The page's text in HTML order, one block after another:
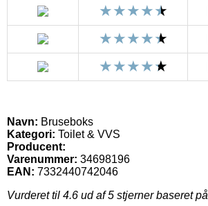
Navn: Bruseboks
Kategori: Toilet & VVS
Producent:
Varenummer: 34698196
EAN: 7332440742046
Vurderet til 4.6 ud af 5 stjerner baseret på